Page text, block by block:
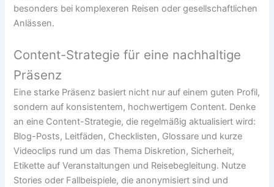
besonders bei komplexeren Reisen oder gesellschaftlichen
Anlässen.
Content-Strategie für eine nachhaltige
Präsenz
Eine starke Präsenz basiert nicht nur auf einem guten Profil,
sondern auf konsistentem, hochwertigem Content. Denke
an eine Content-Strategie, die regelmäßig aktualisiert wird:
Blog-Posts, Leitfäden, Checklisten, Glossare und kurze
Videoclips rund um das Thema Diskretion, Sicherheit,
Etikette auf Veranstaltungen und Reisebegleitung. Nutze
Stories oder Fallbeispiele, die anonymisiert sind und